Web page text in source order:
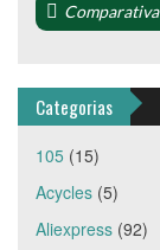
Categorias
105 (15)
Acycles (5)
Aliexpress (92)